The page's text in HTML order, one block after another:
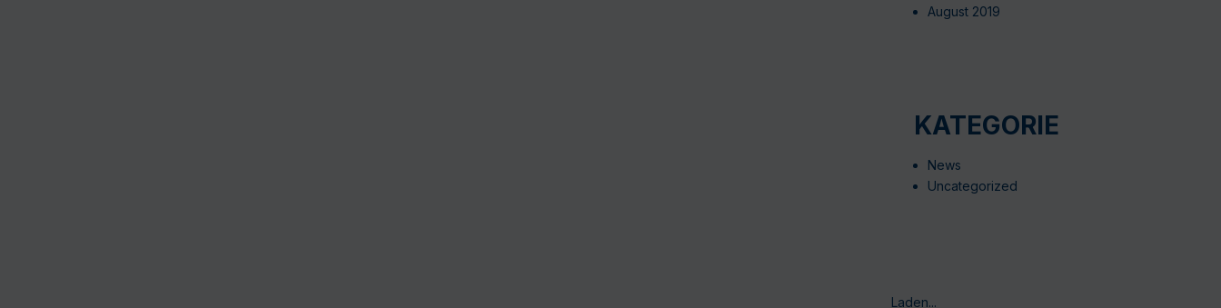
August 2019
KATEGORIE
News
Uncategorized
Laden...